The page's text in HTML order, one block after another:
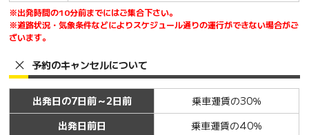
※出発時間の10分前までにはご集合下さい。
※道路状況・気象条件などによりスケジュール通りの運行ができない場合がご
ざいます。
予約のキャンセルについて
出発日の7日前～2日前
乗車運賃の30％
出発日前日
乗車運賃の40％